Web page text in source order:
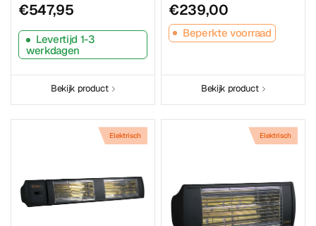
€547,95
Levertijd 1-3
werkdagen
Bekijk product
€239,00
Beperkte voorraad
Bekijk product
Elektrisch Elektrisch